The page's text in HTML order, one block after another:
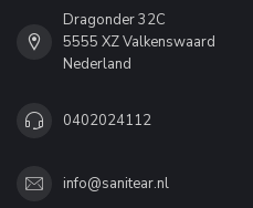
Dragonder 32C
5555 XZ Valkenswaard
Nederland
0402024112
info@sanitear.nl